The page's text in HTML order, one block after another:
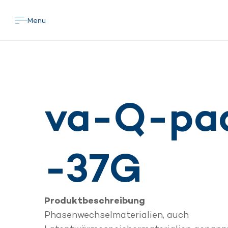
Menu
va-Q-
-37G
Produktbeschreibung
Phasenwechselmaterialien, auch